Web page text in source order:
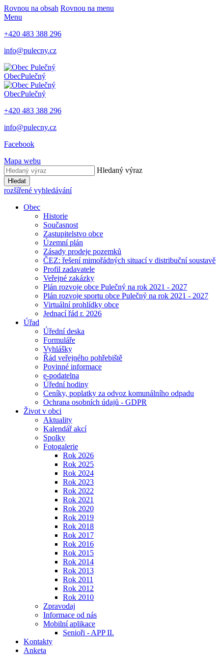
Rovnou na obsah Rovnou na menu
Menu
+420 483 388 296
info@pulecny.cz
ObecPulečný
ObecPulečný
+420 483 388 296
info@pulecny.cz
Facebook
Mapa webu
Hledaný výraz
Hledat
rozšířené vyhledávání
Obec
Historie
Současnost
Zastupitelstvo obce
Územní plán
Zásady prodeje pozemků
ČEZ: řešení mimořádných situací v distribuční soustavě
Profil zadavatele
Veřejné zakázky
Plán rozvoje obce Pulečný na rok 2021 - 2027
Plán rozvoje sportu obce Pulečný na rok 2021 - 2027
Virtuální prohlídky obce
Jednací řád r. 2026
Úřad
Úřední deska
Formuláře
Vyhlášky
Řád veřejného pohřebiště
Povinné informace
e-podatelna
Úřední hodiny
Ceníky, poplatky za odvoz komunálního odpadu
Ochrana osobních údajů - GDPR
Život v obci
Aktuality
Kalendář akcí
Spolky
Fotogalerie
Rok 2026
Rok 2025
Rok 2024
Rok 2023
Rok 2022
Rok 2021
Rok 2020
Rok 2019
Rok 2018
Rok 2017
Rok 2016
Rok 2015
Rok 2014
Rok 2013
Rok 2011
Rok 2012
Rok 2010
Zpravodaj
Informace od nás
Mobilní aplikace
Senioři - APP II.
Kontakty
Anketa